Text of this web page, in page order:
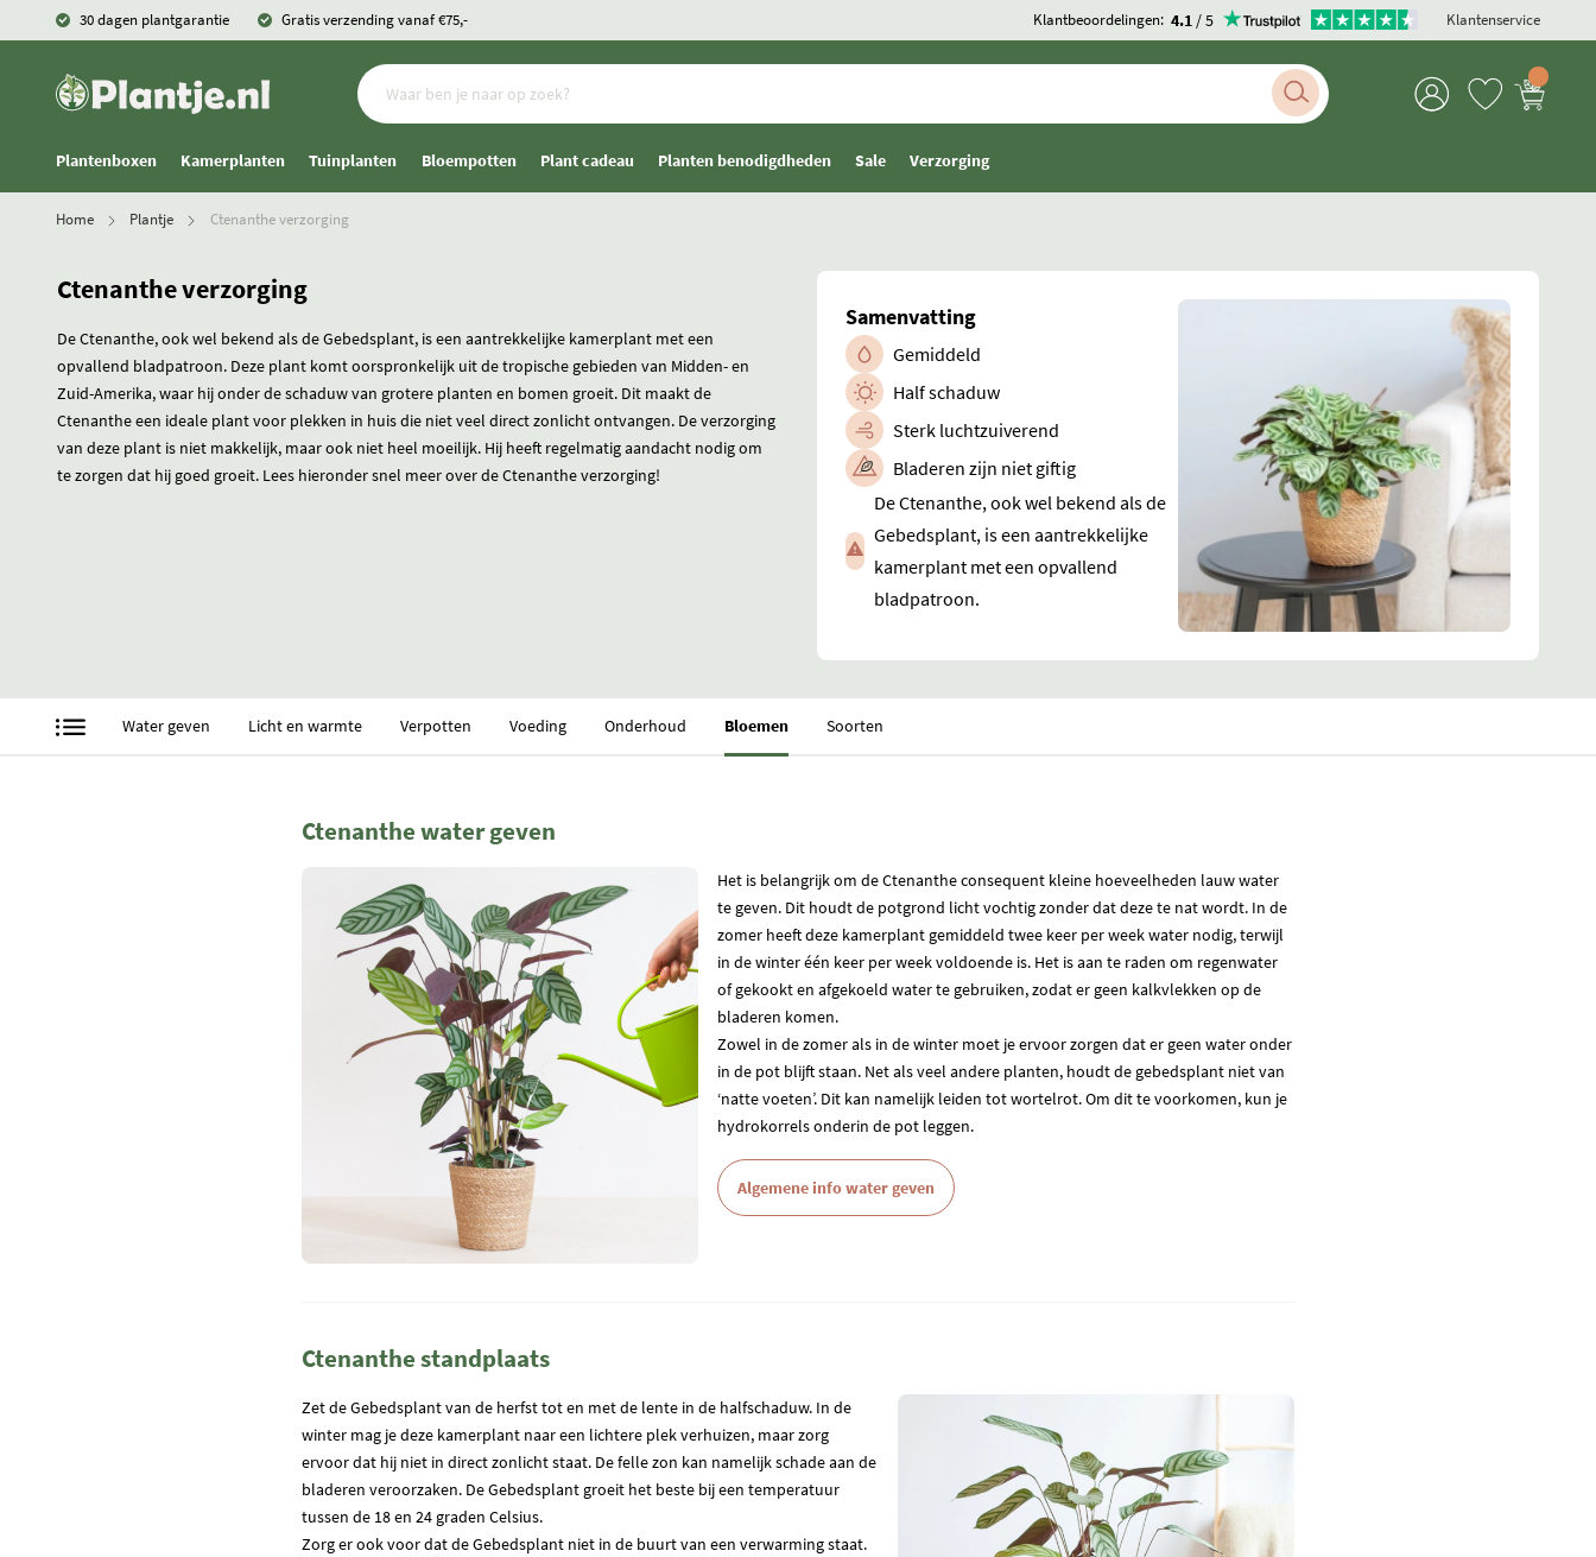
30 dagen plantgarantie Gratis verzending vanaf €75,- Klantbeoordelingen: 4.1 / 5 Klantenservice
Plantenboxen Kamerplanten Tuinplanten Bloempotten Plant cadeau Planten benodigdheden Sale Verzorging
Home Plantje Ctenanthe verzorging
Ctenanthe verzorging
De Ctenanthe, ook wel bekend als de Gebedsplant, is een aantrekkelijke kamerplant met een
opvallend bladpatroon. Deze plant komt oorspronkelijk uit de tropische gebieden van Midden- en
Zuid-Amerika, waar hij onder de schaduw van grotere planten en bomen groeit. Dit maakt de
Ctenanthe een ideale plant voor plekken in huis die niet veel direct zonlicht ontvangen. De verzorging
van deze plant is niet makkelijk, maar ook niet heel moeilijk. Hij heeft regelmatig aandacht nodig om
te zorgen dat hij goed groeit. Lees hieronder snel meer over de Ctenanthe verzorging!
Samenvatting
Gemiddeld
Half schaduw
Sterk luchtzuiverend
Bladeren zijn niet giftig
De Ctenanthe, ook wel bekend als de
Gebedsplant, is een aantrekkelijke
kamerplant met een opvallend
bladpatroon.
Water geven Licht en warmte Verpotten Voeding Onderhoud Bloemen Soorten
Ctenanthe water geven
Het is belangrijk om de Ctenanthe consequent kleine hoeveelheden lauw water
te geven. Dit houdt de potgrond licht vochtig zonder dat deze te nat wordt. In de
zomer heeft deze kamerplant gemiddeld twee keer per week water nodig, terwijl
in de winter één keer per week voldoende is. Het is aan te raden om regenwater
of gekookt en afgekoeld water te gebruiken, zodat er geen kalkvlekken op de
bladeren komen.
Zowel in de zomer als in de winter moet je ervoor zorgen dat er geen water onder
in de pot blijft staan. Net als veel andere planten, houdt de gebedsplant niet van
‘natte voeten’. Dit kan namelijk leiden tot wortelrot. Om dit te voorkomen, kun je
hydrokorrels onderin de pot leggen.
Algemene info water geven
Ctenanthe standplaats
Zet de Gebedsplant van de herfst tot en met de lente in de halfschaduw. In de
winter mag je deze kamerplant naar een lichtere plek verhuizen, maar zorg
ervoor dat hij niet in direct zonlicht staat. De felle zon kan namelijk schade aan de
bladeren veroorzaken. De Gebedsplant groeit het beste bij een temperatuur
tussen de 18 en 24 graden Celsius.
Zorg er ook voor dat de Gebedsplant niet in de buurt van een verwarming staat.